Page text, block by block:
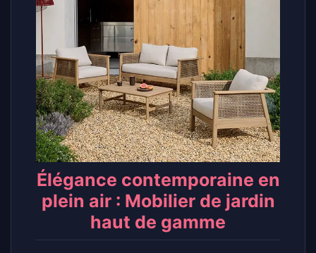
Élégance contemporaine en
plein air : Mobilier de jardin
haut de gamme